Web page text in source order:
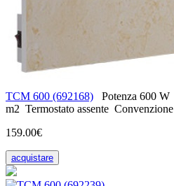
ТСМ 600 (692168) Potenza 600 W
m2 Termostato assente Convenzione
159.00€
acquistare